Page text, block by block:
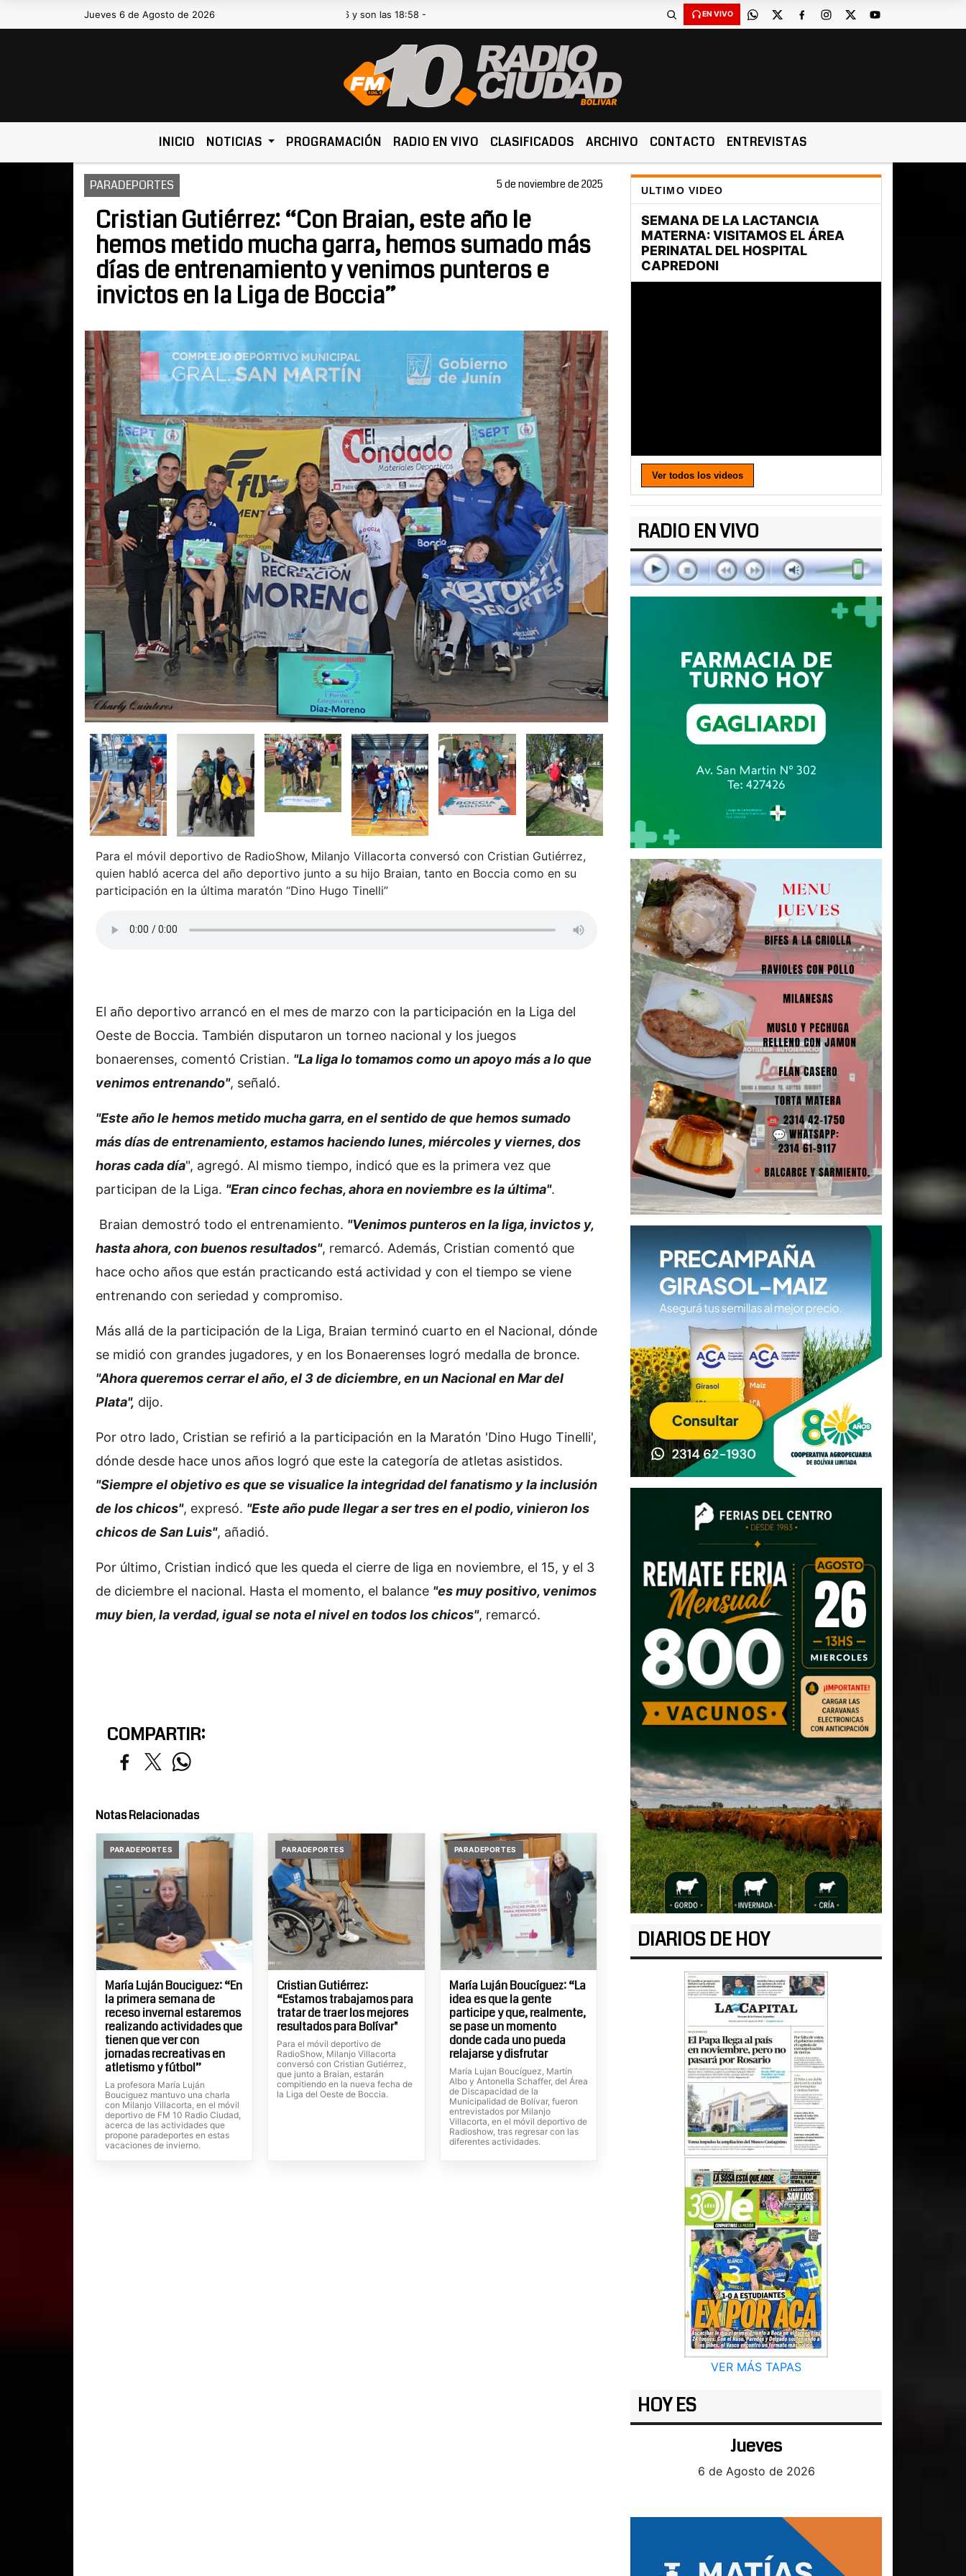
Jueves 6 de Agosto de 2026
Hoy es Jueves 6 de Agosto de 2026 y son las 18:58 - EN VIVO
INICIO NOTICIAS PROGRAMACIÓN RADIO EN VIVO CLASIFICADOS ARCHIVO CONTACTO ENTREVISTAS
PARADEPORTES 5 de noviembre de 2025
Cristian Gutiérrez: “Con Braian, este año le
hemos metido mucha garra, hemos sumado más
días de entrenamiento y venimos punteros e
invictos en la Liga de Boccia”
Para el móvil deportivo de RadioShow, Milanjo Villacorta conversó con Cristian Gutiérrez,
quien habló acerca del año deportivo junto a su hijo Braian, tanto en Boccia como en su
participación en la última maratón “Dino Hugo Tinelli”
El año deportivo arrancó en el mes de marzo con la participación en la Liga del
Oeste de Boccia. También disputaron un torneo nacional y los juegos
bonaerenses, comentó Cristian. "La liga lo tomamos como un apoyo más a lo que
venimos entrenando", señaló.
"Este año le hemos metido mucha garra, en el sentido de que hemos sumado
más días de entrenamiento, estamos haciendo lunes, miércoles y viernes, dos
horas cada día", agregó. Al mismo tiempo, indicó que es la primera vez que
participan de la Liga. "Eran cinco fechas, ahora en noviembre es la última".
Braian demostró todo el entrenamiento. "Venimos punteros en la liga, invictos y,
hasta ahora, con buenos resultados", remarcó. Además, Cristian comentó que
hace ocho años que están practicando está actividad y con el tiempo se viene
entrenando con seriedad y compromiso.
Más allá de la participación de la Liga, Braian terminó cuarto en el Nacional, dónde
se midió con grandes jugadores, y en los Bonaerenses logró medalla de bronce.
"Ahora queremos cerrar el año, el 3 de diciembre, en un Nacional en Mar del
Plata", dijo.
Por otro lado, Cristian se refirió a la participación en la Maratón 'Dino Hugo Tinelli',
dónde desde hace unos años logró que este la categoría de atletas asistidos.
"Siempre el objetivo es que se visualice la integridad del fanatismo y la inclusión
de los chicos", expresó. "Este año pude llegar a ser tres en el podio, vinieron los
chicos de San Luis", añadió.
Por último, Cristian indicó que les queda el cierre de liga en noviembre, el 15, y el 3
de diciembre el nacional. Hasta el momento, el balance "es muy positivo, venimos
muy bien, la verdad, igual se nota el nivel en todos los chicos", remarcó.
COMPARTIR:
Notas Relacionadas
PARADEPORTES
María Luján Bouciguez: “En
la primera semana de
receso invernal estaremos
realizando actividades que
tienen que ver con
jornadas recreativas en
atletismo y fútbol”
La profesora María Luján
Bouciguez mantuvo una charla
con Milanjo Villacorta, en el móvil
deportivo de FM 10 Radio Ciudad,
acerca de las actividades que
propone paradeportes en estas
vacaciones de invierno.
PARADEPORTES
Cristian Gutiérrez:
“Estamos trabajamos para
tratar de traer los mejores
resultados para Bolívar"
Para el móvil deportivo de
RadioShow, Milanjo Villacorta
conversó con Cristian Gutiérrez,
que junto a Braian, estarán
compitiendo en la nueva fecha de
la Liga del Oeste de Boccia.
PARADEPORTES
María Luján Boucíguez: “La
idea es que la gente
participe y que, realmente,
se pase un momento
donde cada uno pueda
relajarse y disfrutar
María Lujan Boucíguez, Martín
Albo y Antonella Schaffer, del Área
de Discapacidad de la
Municipalidad de Bolívar, fueron
entrevistados por Milanjo
Villacorta, en el móvil deportivo de
Radioshow, tras regresar con las
diferentes actividades.
ULTIMO VIDEO
Ver todos los videos
RADIO EN VIVO
DIARIOS DE HOY
VER MÁS TAPAS
HOY ES
Jueves
6 de Agosto de 2026